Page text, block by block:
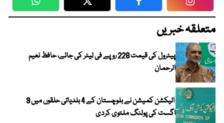
WhatsApp Twitter Facebook
متعلقہ خبریں
پیٹرول کی قیمت 228 روپے فی لیٹر کی جائے، حافظ نعیم
الرحمان
الیکشن کمیشن نے بلوچستان کے 4 بلدیاتی حلقوں میں 9
اگست کی پولنگ ملتوی کردی